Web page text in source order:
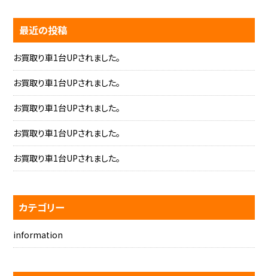
最近の投稿
お買取り車1台UPされました。
お買取り車1台UPされました。
お買取り車1台UPされました。
お買取り車1台UPされました。
お買取り車1台UPされました。
カテゴリー
information